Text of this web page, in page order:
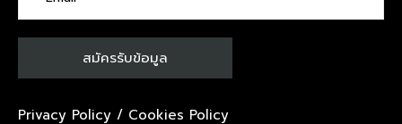
Privacy Policy / Cookies Policy